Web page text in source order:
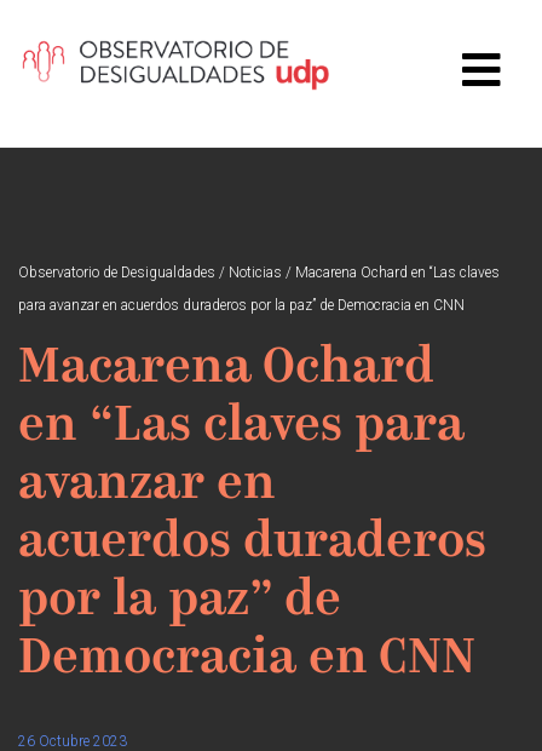
Observatorio de Desigualdades / Noticias / Macarena Ochard en “Las claves
para avanzar en acuerdos duraderos por la paz” de Democracia en CNN
Macarena Ochard
en “Las claves para
avanzar en
acuerdos duraderos
por la paz” de
Democracia en CNN
26 Octubre 2023